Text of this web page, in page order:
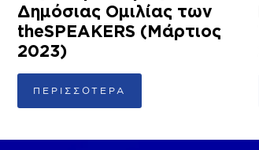
Δημόσιας Ομιλίας των
theSPEAKERS (Μάρτιος
2023)
ΠΕΡΙΣΣΟΤΕΡΑ